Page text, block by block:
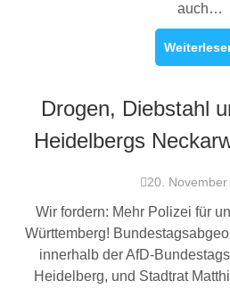
auch…
Drogen, Diebstahl
Heidelbergs
20. November
Wir fordern: Mehr Polizei für
Württemberg!
innerhalb der AfD-
Heidelberg, und Stadtrat